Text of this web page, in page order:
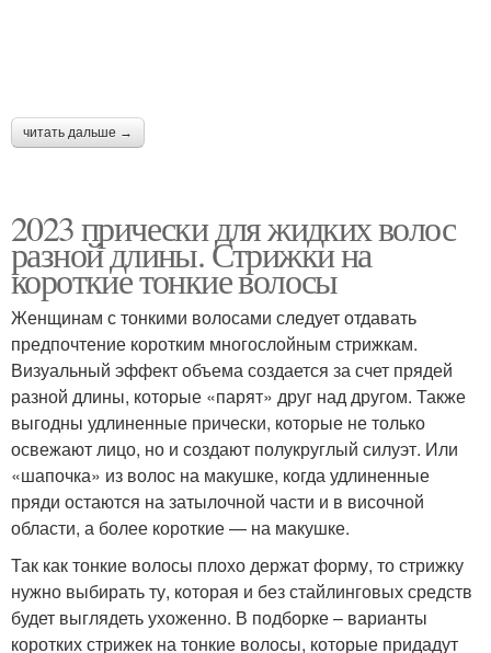
волосы
непослушных волос
Пикси в беспорядочной
укладке
Стрижки для полных
дам
Короткая стрижка
Стрижка для тонких
волос
лица
Французская стрижка
читать дальше →
2023 прически для жидких волос
разной длины. Стрижки на
короткие тонкие волосы
Женщинам с тонкими волосами следует отдавать
предпочтение коротким многослойным стрижкам.
Визуальный эффект объема создается за счет прядей
разной длины, которые «парят» друг над другом. Также
выгодны удлиненные прически, которые не только
освежают лицо, но и создают полукруглый силуэт. Или
«шапочка» из волос на макушке, когда удлиненные
пряди остаются на затылочной части и в височной
области, а более короткие — на макушке.
Так как тонкие волосы плохо держат форму, то стрижку
нужно выбирать ту, которая и без стайлинговых средств
будет выглядеть ухоженно. В подборке – варианты
коротких стрижек на тонкие волосы, которые придадут